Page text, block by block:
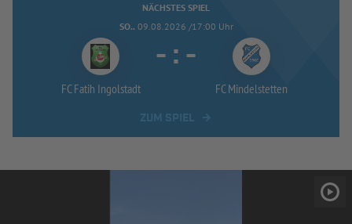
NÄCHSTES SPIEL
SO.. 09.08.2026 /17:00 Uhr
FC Fatih Ingolstadt
- : -
FC Mindelstetten